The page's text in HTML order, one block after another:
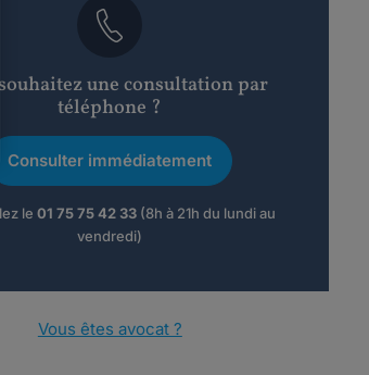
souhaitez une consultation par
téléphone ?
Consulter immédiatement
le 01 75 75 42 33(8h à 21h du lundi au
vendredi)
Vous êtes avocat ?